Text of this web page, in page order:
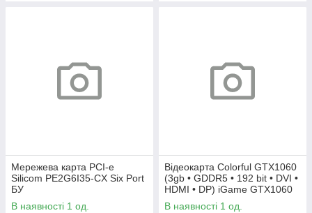
Мережева карта PCI-e
Silicom PE2G6I35-CX Six Port
БУ
В наявності 1 од.
Відеокарта Colorful GTX1060
(3gb • GDDR5 • 192 bit • DVI •
HDMI • DP) iGame GTX1060
Vulcan U 3G БУ
В наявності 1 од.